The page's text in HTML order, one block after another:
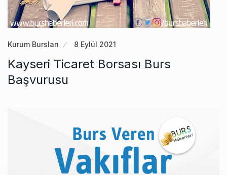
Kurum Bursları 8 Eylül 2021
Kayseri Ticaret Borsası Burs
Başvurusu